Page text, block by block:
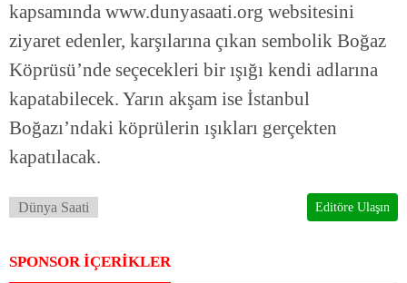
kapsamında www.dunyasaati.org websitesini
ziyaret edenler, karşılarına çıkan sembolik Boğaz
Köprüsü’nde seçecekleri bir ışığı kendi adlarına
kapatabilecek. Yarın akşam ise İstanbul
Boğazı’ndaki köprülerin ışıkları gerçekten
kapatılacak.
Dünya Saati Editöre Ulaşın
SPONSOR İÇERİKLER